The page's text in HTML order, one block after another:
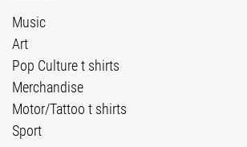
Music
Art
Pop Culture t shirts
Merchandise
Motor/Tattoo t shirts
Sport